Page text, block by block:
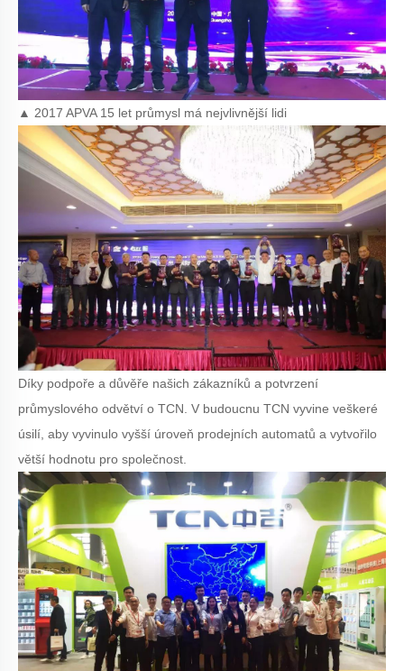
▲ 2017 APVA 15 let průmysl má nejvlivnější lidi
Díky podpoře a důvěře našich zákazníků a potvrzení
průmyslového odvětví o TCN. V budoucnu TCN vyvine veškeré
úsilí, aby vyvinulo vyšší úroveň prodejních automatů a vytvořilo
větší hodnotu pro společnost.